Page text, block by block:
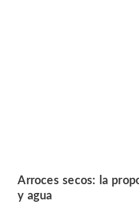
Arroces secos: la
y agua